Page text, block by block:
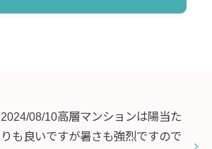
2024/08/10高層マンションは陽当た
りも良いですが暑さも強烈ですので